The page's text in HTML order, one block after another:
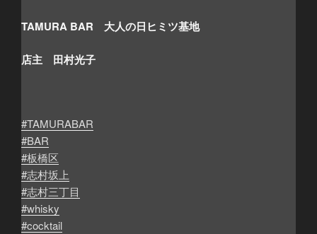
TAMURA BAR 大人の日ヒミツ基地
店主 田村光子
#TAMURABAR
#BAR
#板橋区
#志村坂上
#志村三丁目
#whisky
#cocktail